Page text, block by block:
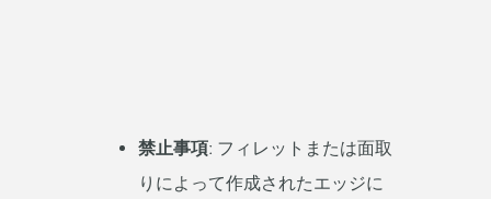
禁止事項ː フィレットまたは面取
りによって作成されたエッジに